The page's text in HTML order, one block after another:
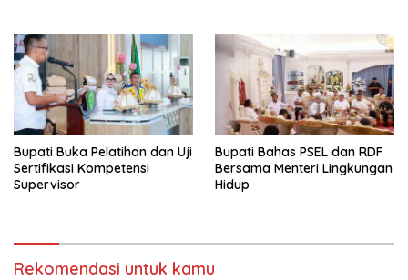
Bupati Buka Pelatihan dan Uji
Sertifikasi Kompetensi
Supervisor
Bupati Bahas PSEL dan RDF
Bersama Menteri Lingkungan
Hidup
Rekomendasi untuk kamu